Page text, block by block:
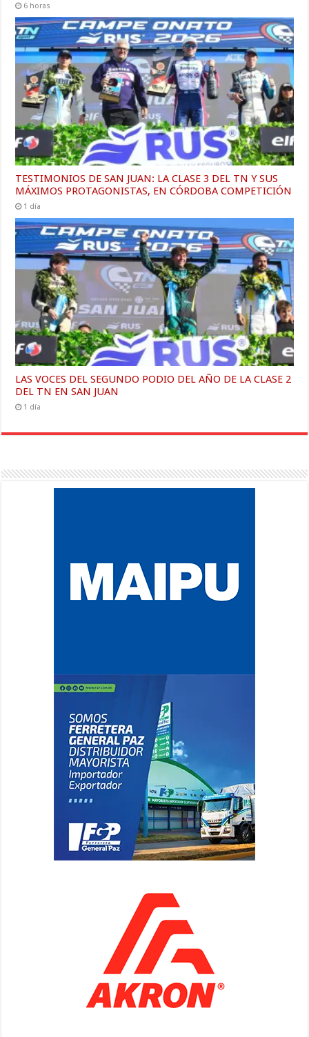
6 horas
TESTIMONIOS DE SAN JUAN: LA CLASE 3 DEL TN Y SUS
MÁXIMOS PROTAGONISTAS, EN CÓRDOBA COMPETICIÓN
1 día
LAS VOCES DEL SEGUNDO PODIO DEL AÑO DE LA CLASE 2
DEL TN EN SAN JUAN
1 día